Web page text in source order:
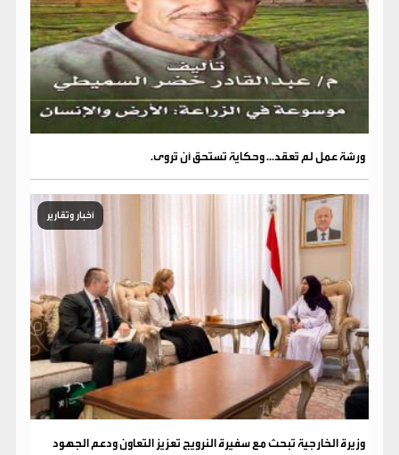
ورشة عمل لم تُعقد... وحكاية تستحق أن تُروى.
أخبار وتقارير
وزيرة الخارجية تبحث مع سفيرة النرويج تعزيز التعاون ودعم الجهود